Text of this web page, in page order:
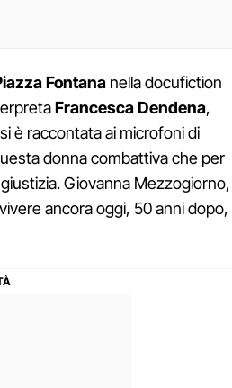
Fontana nella docufiction
Francesca Dendena,
è raccontata ai microfoni di
donna combattiva che per
Giovanna Mezzogiorno,
ancora oggi, 50 anni dopo,